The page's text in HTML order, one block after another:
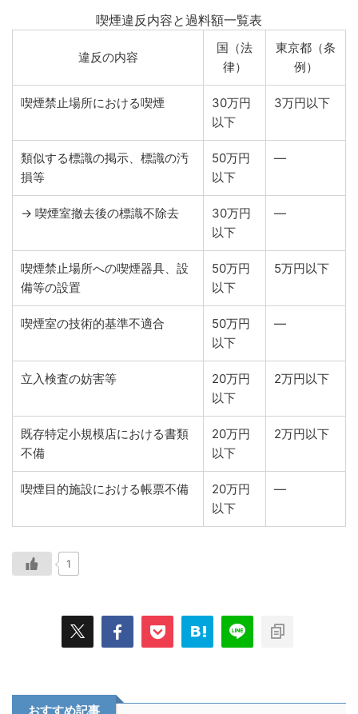
喫煙違反内容と過料額一覧表
違反の内容
国（法
律）
東京都（条
例）
喫煙禁止場所における喫煙
30万円
以下
3万円以下
類似する標識の掲示、標識の汚
損等
50万円
以下
―
→ 喫煙室撤去後の標識不除去
30万円
以下
―
喫煙禁止場所への喫煙器具、設
備等の設置
50万円
以下
5万円以下
喫煙室の技術的基準不適合
50万円
以下
―
立入検査の妨害等
20万円
以下
2万円以下
既存特定小規模店における書類
不備
20万円
以下
2万円以下
喫煙目的施設における帳票不備
20万円
以下
―
1
おすすめ記事